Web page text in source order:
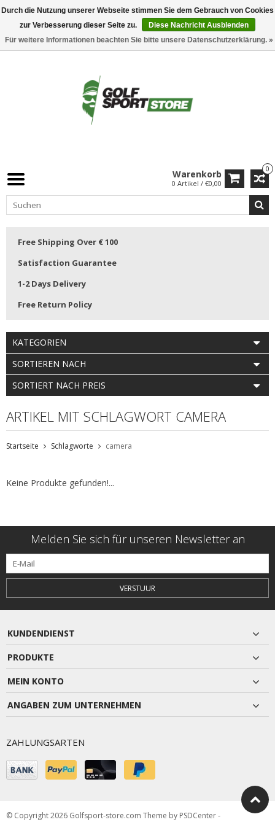
0
Warenkorb
0 Artikel / €0,00
Free Shipping Over € 100
Satisfaction Guarantee
1-2 Days Delivery
Free Return Policy
KATEGORIEN
SORTIEREN NACH
SORTIERT NACH PREIS
ARTIKEL MIT SCHLAGWORT CAMERA
Startseite Schlagworte camera
Keine Produkte gefunden!...
Melden Sie sich für unseren Newsletter an
VERSTUUR
KUNDENDIENST
PRODUKTE
MEIN KONTO
ANGABEN ZUM UNTERNEHMEN
ZAHLUNGSARTEN
© Copyright 2026 Golfsport-store.com Theme by PSDCenter-
Durch die Nutzung unserer Webseite stimmen Sie dem Gebrauch von Cookies
zur Verbesserung dieser Seite zu.
Diese Nachricht Ausblenden
Für weitere Informationen beachten Sie bitte unsere Datenschutzerklärung. »